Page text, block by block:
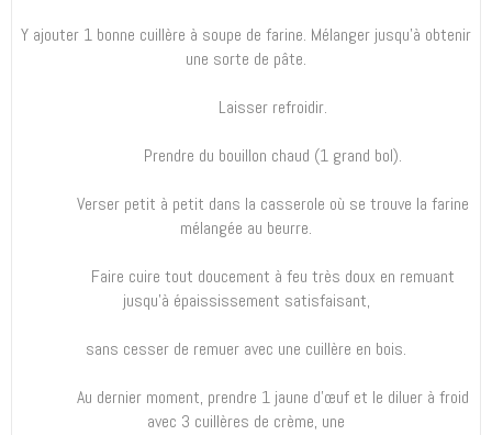
Y ajouter 1 bonne cuillère à soupe de farine. Mélanger jusqu’à obtenir
une sorte de pâte.
Laisser refroidir.
Prendre du bouillon chaud (1 grand bol).
Verser petit à petit dans la casserole où se trouve la farine
mélangée au beurre.
Faire cuire tout doucement à feu très doux en remuant
jusqu’à épaississement satisfaisant,
sans cesser de remuer avec une cuillère en bois.
Au dernier moment, prendre 1 jaune d’œuf et le diluer à froid
avec 3 cuillères de crème, une